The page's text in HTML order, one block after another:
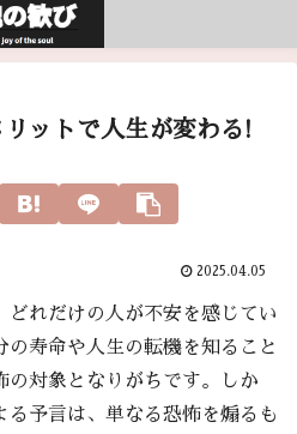
ットで人生が変わる!
2025.04.05
どれだけの人が不安を感じてい
の寿命や人生の転機を知ること
の対象となりがちです。しか
る予言は、単なる恐怖を煽るも